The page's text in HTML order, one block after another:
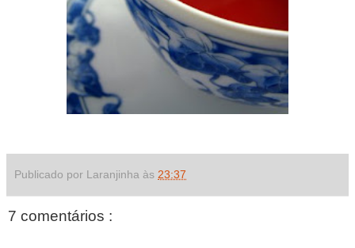
Publicado por Laranjinha às 23:37
7 comentários :